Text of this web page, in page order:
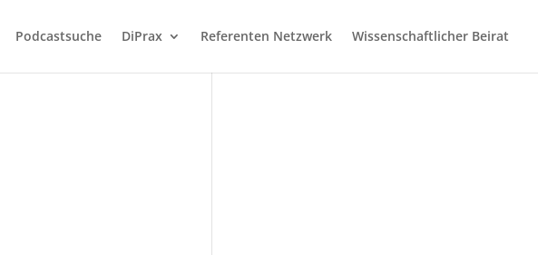
Podcastsuche DiPrax Referenten Netzwerk Wissenschaftlicher Beirat